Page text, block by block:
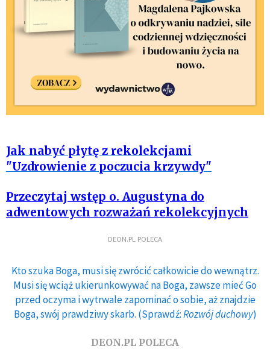
Jak nabyć płytę z rekolekcjami
"Uzdrowienie z poczucia krzywdy"
Przeczytaj wstęp o. Augustyna do
adwentowych rozważań rekolekcyjnych
DEON.PL POLECA
Kto szuka Boga, musi się zwrócić całkowicie do wewnątrz.
Musi się wciąż ukierunkowywać na Boga, zawsze mieć Go
przed oczyma i wytrwale zapominać o sobie, aż znajdzie
Boga, swój prawdziwy skarb. (Sprawdź:Rozwój duchowy)
DEON.PL POLECA